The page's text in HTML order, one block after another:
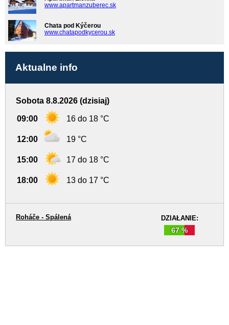
www.apartmanzuberec.sk
Chata pod Kýčerou
www.chatapodkycerou.sk
Aktualne info
Sobota 8.8.2026 (dzisiaj)
09:00 16 do 18 °C
12:00 19 °C
15:00 17 do 18 °C
18:00 13 do 17 °C
DZIAŁANIE:
67 %
Roháče - Spálená